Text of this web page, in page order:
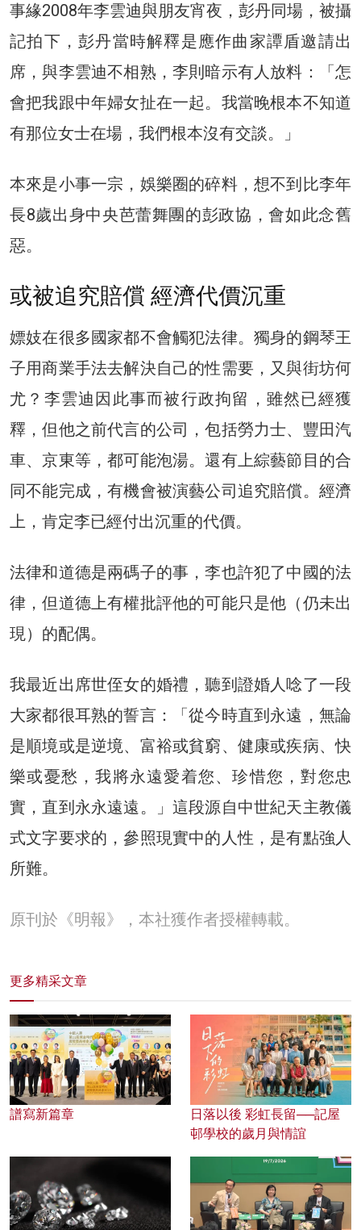
事緣2008年李雲迪與朋友宵夜，彭丹同場，被攝
記拍下，彭丹當時解釋是應作曲家譚盾邀請出
席，與李雲迪不相熟，李則暗示有人放料：「怎
會把我跟中年婦女扯在一起。我當晚根本不知道
有那位女士在場，我們根本沒有交談。」
本來是小事一宗，娛樂圈的碎料，想不到比李年
長8歲出身中央芭蕾舞團的彭政協，會如此念舊
惡。
或被追究賠償 經濟代價沉重
嫖妓在很多國家都不會觸犯法律。獨身的鋼琴王
子用商業手法去解決自己的性需要，又與街坊何
尤？李雲迪因此事而被行政拘留，雖然已經獲
釋，但他之前代言的公司，包括勞力士、豐田汽
車、京東等，都可能泡湯。還有上綜藝節目的合
同不能完成，有機會被演藝公司追究賠償。經濟
上，肯定李已經付出沉重的代價。
法律和道德是兩碼子的事，李也許犯了中國的法
律，但道德上有權批評他的可能只是他（仍未出
現）的配偶。
我最近出席世侄女的婚禮，聽到證婚人唸了一段
大家都很耳熟的誓言：「從今時直到永遠，無論
是順境或是逆境、富裕或貧窮、健康或疾病、快
樂或憂愁，我將永遠愛着您、珍惜您，對您忠
實，直到永永遠遠。」這段源自中世紀天主教儀
式文字要求的，參照現實中的人性，是有點強人
所難。
原刊於《明報》，本社獲作者授權轉載。
更多精采文章
譜寫新篇章
日落以後 彩虹長留──記屋
邨學校的歲月與情誼